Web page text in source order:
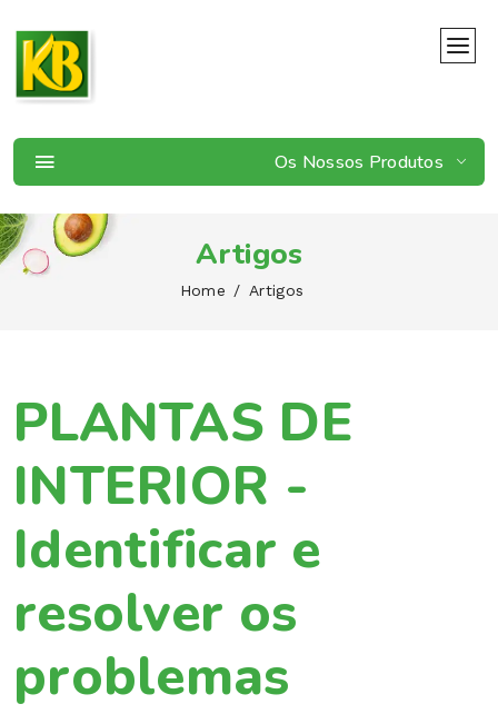
Os Nossos Produtos
Artigos
Home Artigos
PLANTAS DE
INTERIOR -
Identificar e
resolver os
problemas